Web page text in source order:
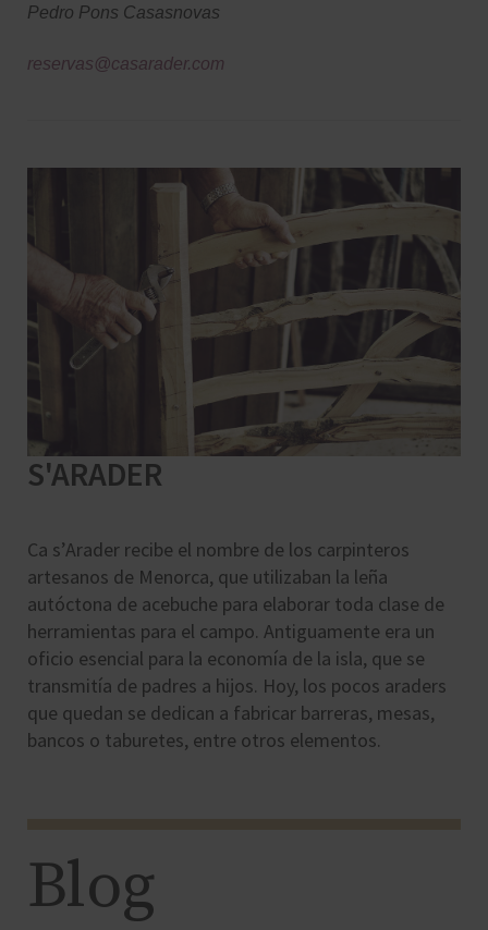
Pedro Pons Casasnovas
reservas@casarader.com
S'ARADER
Ca s’Arader recibe el nombre de los carpinteros
artesanos de Menorca, que utilizaban la leña
autóctona de acebuche para elaborar toda clase de
herramientas para el campo. Antiguamente era un
oficio esencial para la economía de la isla, que se
transmitía de padres a hijos. Hoy, los pocos araders
que quedan se dedican a fabricar barreras, mesas,
bancos o taburetes, entre otros elementos.
Blog